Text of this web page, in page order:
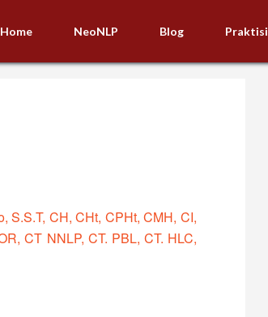
Home NeoNLP Blog Praktisi
S.S.T, CH, CHt, CPHt, CMH, CI,
CT NNLP, CT. PBL, CT. HLC,